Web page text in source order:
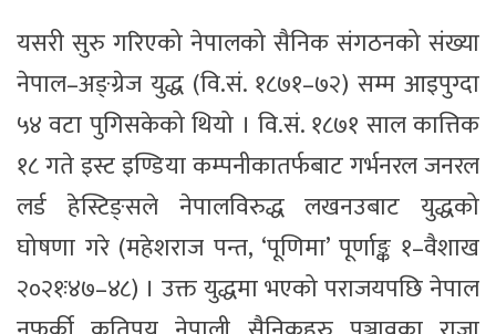
यसरी सुरु गरिएको नेपालको सैनिक संगठनको संख्या
नेपाल–अङ्ग्रेज युद्ध (वि.सं. १८७१–७२) सम्म आइपुग्दा
५४ वटा पुगिसकेको थियो । वि.सं. १८७१ साल कात्तिक
१८ गते इस्ट इण्डिया कम्पनीकातर्फबाट गर्भनरल जनरल
लर्ड हेस्टिङ्सले नेपालविरुद्ध लखनउबाट युद्धको
घोषणा गरे (महेशराज पन्त, ‘पूणिमा’ पूर्णाङ्क १–वैशाख
२०२१ः४७–४८) । उक्त युद्धमा भएको पराजयपछि नेपाल